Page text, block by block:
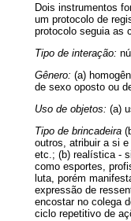
Dois instrumentos
um protocolo de
protocolo seguia as
Tipo de interação:
Gênero: (a)
de sexo oposto ou
Uso de objetos: (a)
Tipo de brincadeira
outros, atribuir a si
etc.; (b) realística -
como esportes,
luta, porém
expressão de
encostar no colega
ciclo repetitivo de